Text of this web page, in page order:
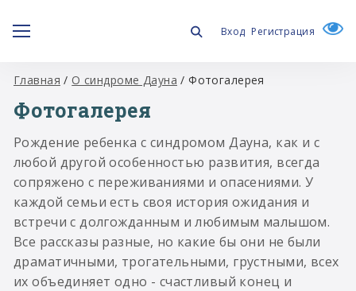
Вход Регистрация
Главная / О синдроме Дауна / Фотогалерея
Фотогалерея
Рождение ребенка с синдромом Дауна, как и с
любой другой особенностью развития, всегда
сопряжено с переживаниями и опасениями. У
каждой семьи есть своя история ожидания и
встречи с долгожданным и любимым малышом.
Все рассказы разные, но какие бы они не были
драматичными, трогательными, грустными, всех
их объединяет одно - счастливый конец и